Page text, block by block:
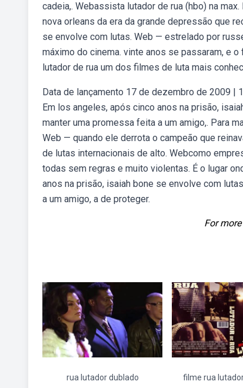
cadeia,. Webassista lutador de rua (hbo) na
nova orleans da era da grande depressão que
se envolve com lutas. Web — estrelado por
máximo do cinema. vinte anos se passaram, e
lutador de rua um dos filmes de luta mais
Data de lançamento 17 de dezembro de 2009 |
Em los angeles, após cinco anos na prisão,
manter uma promessa feita a um amigo,. Para
Web — quando ele derrota o campeão que
de lutas internacionais de alto. Webcomo
todas sem regras e muito violentas. É o lugar
anos na prisão, isaiah bone se envolve com
a um amigo, a de proteger.
For
rua lutador dublado filme rua